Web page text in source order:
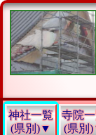
神社一覧
(県別)▼
寺院
(県別